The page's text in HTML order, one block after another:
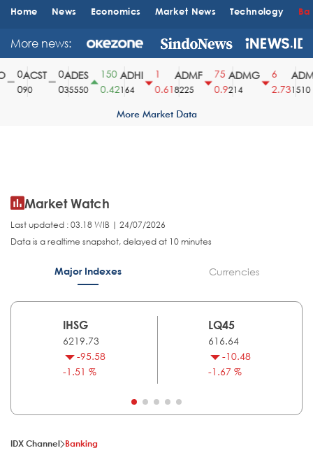
Home News Economics Market News Technology
More news:
ACST
90
ADES
35550
150
0.42
ADHI
164
0.61
ADMF
8225
75
0.9
ADMG
214
2.73
ADMR
1510
More Market Data
Market Watch
Last updated : 03.18 WIB | 24/07/2026
Data is a realtime snapshot, delayed at 10 minutes
Major Indexes Currencies
IHSG
6219.73
-95.58
-1.51 %
LQ45
616.64
-10.48
-1.67 %
IDX Channel Banking